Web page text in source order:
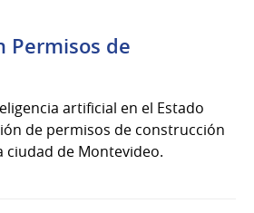
Permisos de
artificial en el Estado
de permisos de construcción
ciudad de Montevideo.